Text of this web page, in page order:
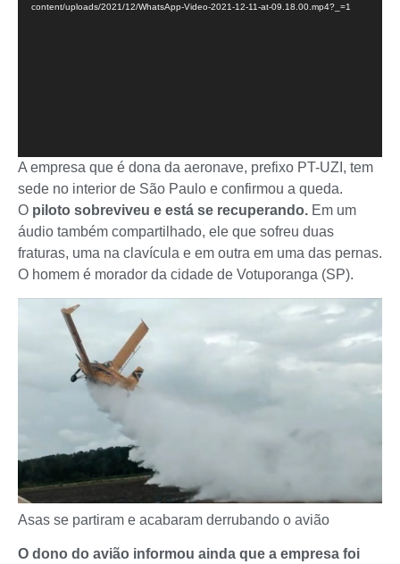
vídeo
content/uploads/2021/12/WhatsApp-Video-2021-12-11-at-09.18.00.mp4?_=1
A empresa que é dona da aeronave, prefixo PT-UZI, tem
sede no interior de São Paulo e confirmou a queda.
O piloto sobreviveu e está se recuperando. Em um
áudio também compartilhado, ele que sofreu duas
fraturas, uma na clavícula e em outra em uma das pernas.
O homem é morador da cidade de Votuporanga (SP).
Asas se partiram e acabaram derrubando o avião
O dono do avião informou ainda que a empresa foi